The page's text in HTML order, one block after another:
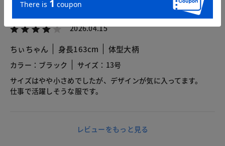
2026.04.15
ちぃちゃん 身長163cm 体型大柄
カラー：ブラック
サイズ：13号
サイズはやや小さめでしたが、デザインが気に入ってます。
仕事で活躍しそうな服です。
レビューをもっと見る